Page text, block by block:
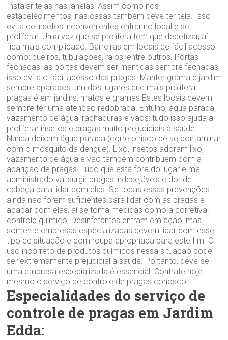
Instalar telas nas janelas: Assim como nos
estabelecimentos, nas casas também deve ter tela. Isso
evita de insetos inconvenientes entrar no local e se
proliferar. Uma vez que se prolifera tem que dedetizar, aí
fica mais complicado. Barreiras em locais de fácil acesso
como: bueiros, tubulações, ralos, entre outros. Portas
fechadas: as portas devem ser mantidas sempre fechadas,
isso evita o fácil acesso das pragas. Manter grama e jardim
sempre aparados: um dos lugares que mais prolifera
pragas é em jardins, matos e gramas Estes locais devem
sempre ter uma atenção redobrada. Entulho, água parada,
vazamento de água, rachaduras e vãos: tudo isso ajuda a
proliferar insetos e pragas muito prejudiciais à saúde.
Nunca deixem água parada (corre o risco de se contaminar
com o mosquito da dengue). Lixo, insetos adoram lixo,
vazamento de água e vão também contribuem com a
aparição de pragas. Tudo que está fora do lugar e mal
administrado vai surgir pragas indesejáveis e dor de
cabeça para lidar com elas. Se todas essas prevenções
ainda não forem suficientes para lidar com as pragas e
acabar com elas, aí se toma medidas como a corretiva:
controle químico. Desinfetantes entram em ação, mas
somente empresas especializadas devem lidar com esse
tipo de situação e com roupa apropriada para este fim. O
uso incorreto de produtos químicos nessa situação pode
ser extremamente prejudicial à saúde. Portanto, deve-se
uma empresa especializada é essencial. Contrate hoje
mesmo o serviço de controle de pragas conosco!
Especialidades do serviço de
controle de pragas em Jardim
Edda: